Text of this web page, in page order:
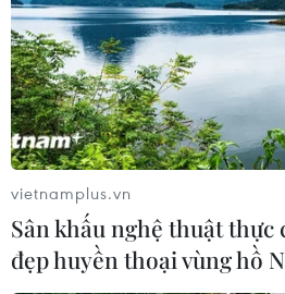
Môn thuộc địa giới hành chính
Đức, thành phố Hà Nội.
vietnamplus.vn
Sân khấu nghệ thuật thực
đẹp huyền thoại vùng hồ